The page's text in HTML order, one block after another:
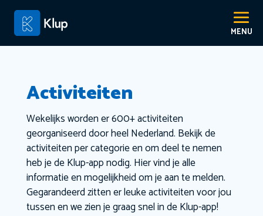
Activiteiten
Wekelijks worden er 600+ activiteiten
georganiseerd door heel Nederland. Bekijk de
activiteiten per categorie en om deel te nemen
heb je de Klup-app nodig. Hier vind je alle
informatie en mogelijkheid om je aan te melden.
Gegarandeerd zitten er leuke activiteiten voor jou
tussen en we zien je graag snel in de Klup-app!